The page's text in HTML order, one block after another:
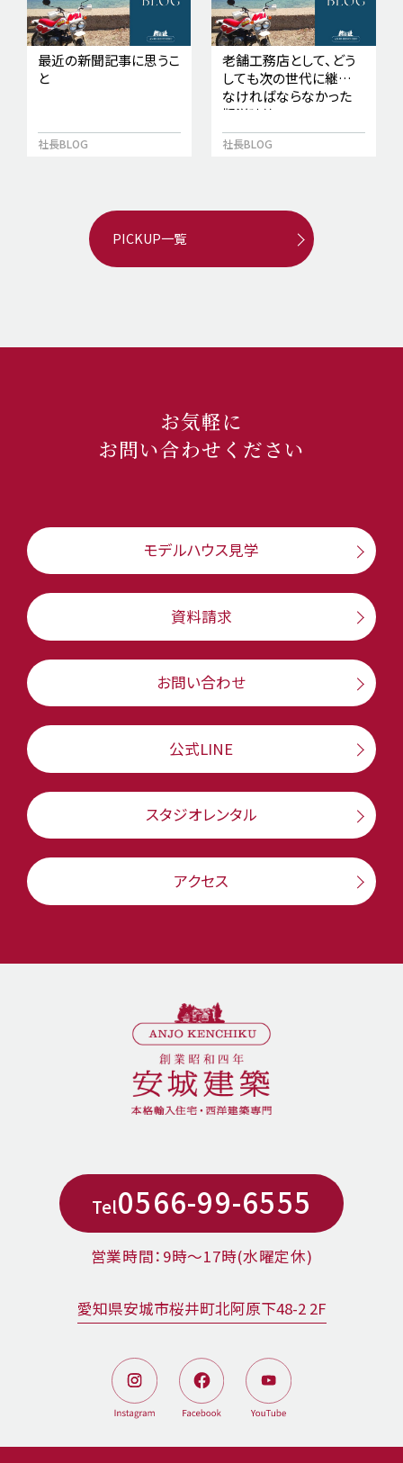
最近の新聞記事に思うこ
と
社長BLOG
老舗工務店として、どう
しても次の世代に継承し
なければならなかった
擬洋建築
社長BLOG
PICKUP一覧
お気軽に
お問い合わせください
モデルハウス見学
資料請求
お問い合わせ
公式LINE
スタジオレンタル
アクセス
Tel0566-99-6555
営業時間：9時〜17時(水曜定休)
愛知県安城市桜井町北阿原下48-2 2F